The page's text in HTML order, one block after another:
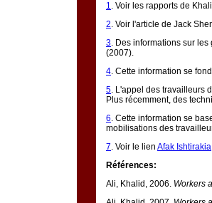
1. Voir les rapports de
2. Voir l'article de Jack
3. Des informations sur
(2007).
4. Cette information se
5. L'appel des travailleurs
Plus récemment, des
6. Cette information se
mobilisations des
7. Voir le lien Afak Ishtirakia
Références:
Ali, Khalid, 2006. Workers